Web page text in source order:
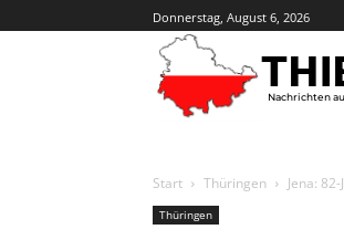
Donnerstag, August 6, 2026
Nachrichten
Start Thüringen Jena:
Thüringen